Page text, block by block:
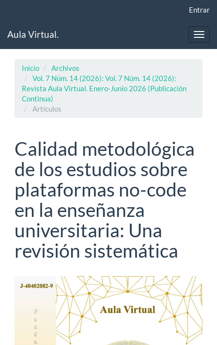
principal
Entrar
Aula Virtual.
Inicio
Archivos
Vol. 7 Núm. 14 (2026): Vol. 7 Núm. 14 (2026):
Revista Aula Virtual. Enero-Junio 2026 (Publicación
Continua)
Artículos
Calidad metodológica
de los estudios sobre
plataformas no-code
en la enseñanza
universitaria: Una
revisión sistemática
Barra
lateral
del
artículo